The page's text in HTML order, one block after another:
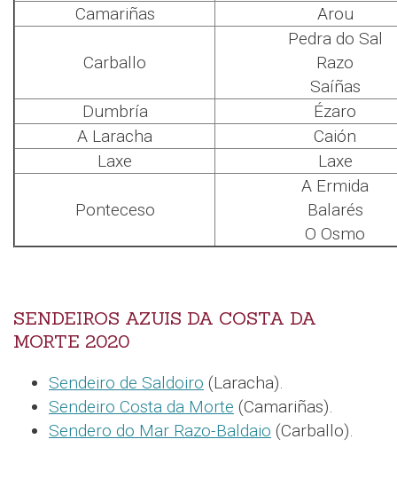
Camariñas
Arou
Carballo
Pedra do Sal
Razo
Saíñas
Dumbría
Ézaro
A Laracha
Caión
Laxe
Laxe
Ponteceso
A Ermida
Balarés
O Osmo
SENDEIROS AZUIS DA COSTA DA
MORTE 2020
Sendeiro de Saldoiro (Laracha).
Sendeiro Costa da Morte (Camariñas).
Sendero do Mar Razo-Baldaio (Carballo).